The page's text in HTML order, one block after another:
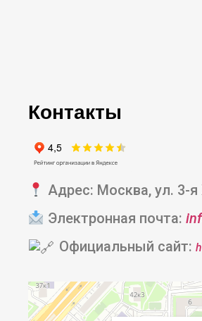
Контакты
Адрес: Москва, ул. 3-
Электронная почта:
Официальный сайт:
One! International School
Частная школа в Москве